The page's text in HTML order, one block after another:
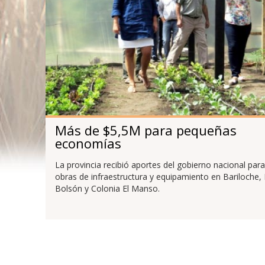
Más de $5,5M para pequeñas
economías
La provincia recibió aportes del gobierno nacional para
obras de infraestructura y equipamiento en Bariloche,
Bolsón y Colonia El Manso.